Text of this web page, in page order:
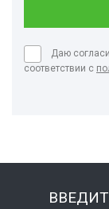
Даю
соответствии с